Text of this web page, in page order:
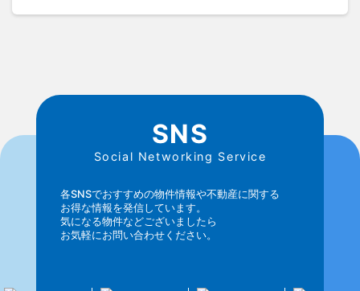
SNS
Social Networking Service
各SNSでおすすめの物件情報や不動産に関する
お得な情報を発信しています。
気になる物件などございましたら
お気軽にお問い合わせください。